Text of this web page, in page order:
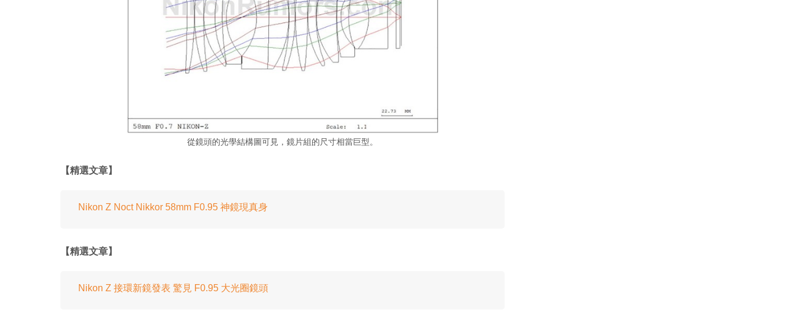
從鏡頭的光學結構圖可見，鏡片組的尺寸相當巨型。
【精選文章】
Nikon Z Noct Nikkor 58mm F0.95 神鏡現真身
【精選文章】
Nikon Z 接環新鏡發表 驚見 F0.95 大光圈鏡頭